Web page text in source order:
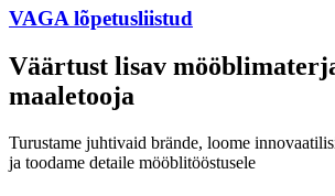
VAGA lõpetusliistud
Väärtust lisav
maaletooja
Turustame juhtivaid brände, loome
ja toodame detaile mööblitööstusele